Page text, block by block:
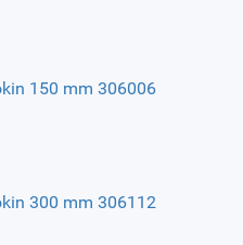
150 mm 306006
300 mm 306112